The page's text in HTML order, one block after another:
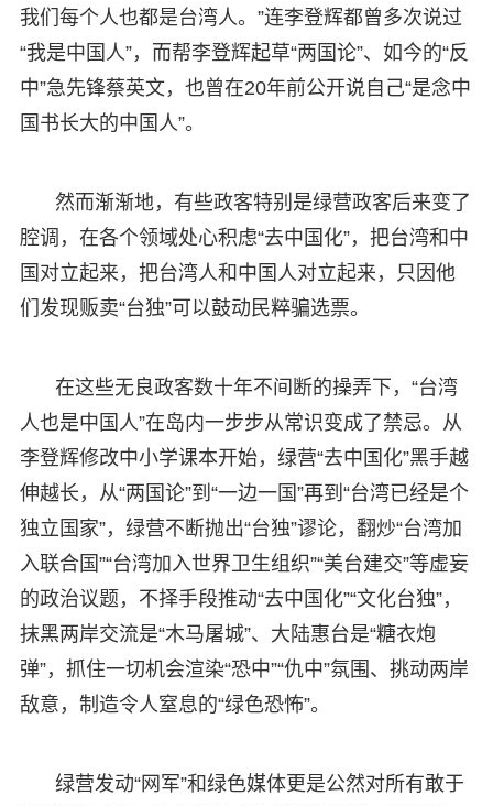
我们每个人也都是台湾人。”连李登辉都曾多次说过
“我是中国人”，而帮李登辉起草“两国论”、如今的“反
中”急先锋蔡英文，也曾在20年前公开说自己“是念中
国书长大的中国人”。
然而渐渐地，有些政客特别是绿营政客后来变了
腔调，在各个领域处心积虑“去中国化”，把台湾和中
国对立起来，把台湾人和中国人对立起来，只因他
们发现贩卖“台独”可以鼓动民粹骗选票。
在这些无良政客数十年不间断的操弄下，“台湾
人也是中国人”在岛内一步步从常识变成了禁忌。从
李登辉修改中小学课本开始，绿营“去中国化”黑手越
伸越长，从“两国论”到“一边一国”再到“台湾已经是个
独立国家”，绿营不断抛出“台独”谬论，翻炒“台湾加
入联合国”“台湾加入世界卫生组织”“美台建交”等虚妄
的政治议题，不择手段推动“去中国化”“文化台独”，
抹黑两岸交流是“木马屠城”、大陆惠台是“糖衣炮
弹”，抓住一切机会渲染“恐中”“仇中”氛围、挑动两岸
敌意，制造令人窒息的“绿色恐怖”。
绿营发动“网军”和绿色媒体更是公然对所有敢于